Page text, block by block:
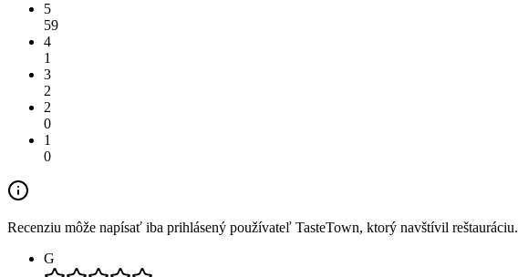
5
59
4
1
3
2
2
0
1
0
Recenziu môže napísať iba prihlásený používateľ TasteTown, ktorý navštívil reštauráciu.
G